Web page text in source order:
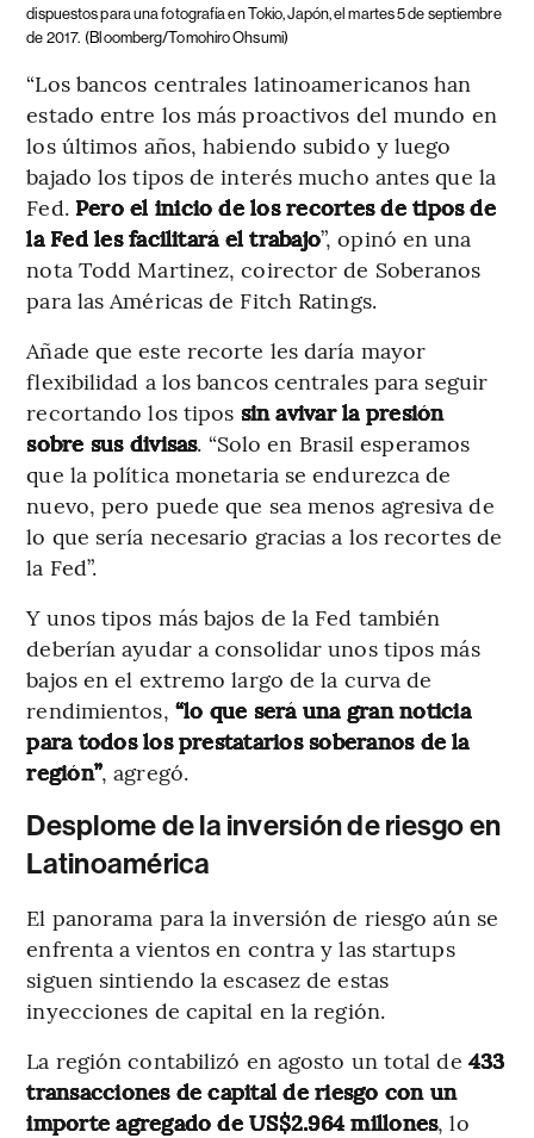
dispuestos para una fotografía en Tokio, Japón, el martes 5 de septiembre
de 2017. (Bloomberg/Tomohiro Ohsumi)
“Los bancos centrales latinoamericanos han
estado entre los más proactivos del mundo en
los últimos años, habiendo subido y luego
bajado los tipos de interés mucho antes que la
Fed. Pero el inicio de los recortes de tipos de
la Fed les facilitará el trabajo”, opinó en una
nota Todd Martinez, coirector de Soberanos
para las Américas de Fitch Ratings.
Añade que este recorte les daría mayor
flexibilidad a los bancos centrales para seguir
recortando los tipos sin avivar la presión
sobre sus divisas. “Solo en Brasil esperamos
que la política monetaria se endurezca de
nuevo, pero puede que sea menos agresiva de
lo que sería necesario gracias a los recortes de
la Fed”.
Y unos tipos más bajos de la Fed también
deberían ayudar a consolidar unos tipos más
bajos en el extremo largo de la curva de
rendimientos, “lo que será una gran noticia
para todos los prestatarios soberanos de la
región”, agregó.
Desplome de la inversión de riesgo en
Latinoamérica
El panorama para la inversión de riesgo aún se
enfrenta a vientos en contra y las startups
siguen sintiendo la escasez de estas
inyecciones de capital en la región.
La región contabilizó en agosto un total de 433
transacciones de capital de riesgo con un
importe agregado de US$2.964 millones, lo